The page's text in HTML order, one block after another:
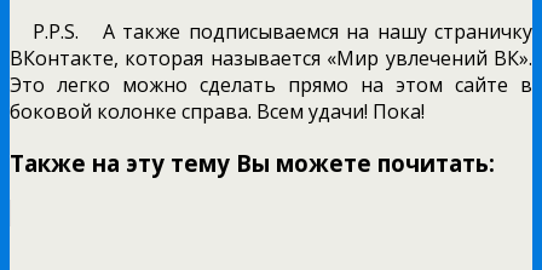
P.P.S. А также подписываемся на нашу страничку
ВКонтакте, которая называется «Мир увлечений ВК».
Это легко можно сделать прямо на этом сайте в
боковой колонке справа. Всем удачи! Пока!
Также на эту тему Вы можете почитать: